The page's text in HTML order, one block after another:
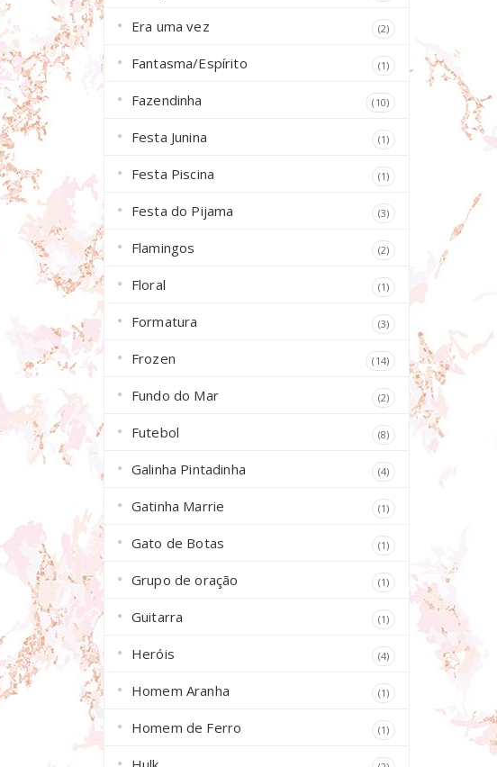
Era uma vez (2)
Fantasma/Espírito (1)
Fazendinha (10)
Festa Junina (1)
Festa Piscina (1)
Festa do Pijama (3)
Flamingos (2)
Floral (1)
Formatura (3)
Frozen (14)
Fundo do Mar (2)
Futebol (8)
Galinha Pintadinha (4)
Gatinha Marrie (1)
Gato de Botas (1)
Grupo de oração (1)
Guitarra (1)
Heróis (4)
Homem Aranha (1)
Homem de Ferro (1)